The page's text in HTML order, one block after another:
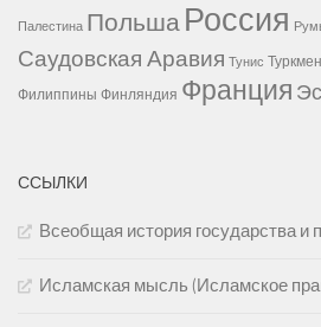
Палестина Польша Россия
Саудовская Аравия Тунис
Филиппины Финляндия Франция
ССЫЛКИ
Всеобщая история государства и
Исламская мысль (Исламское